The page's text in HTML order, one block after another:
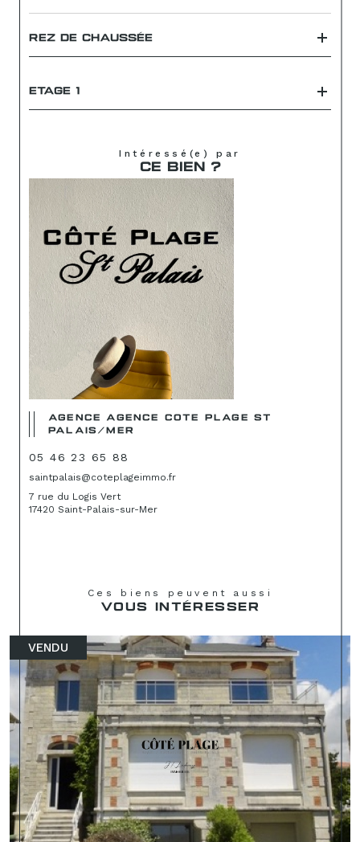
REZ DE CHAUSSÉE
ETAGE 1
Intéressé(e) par
CE BIEN ?
AGENCE AGENCE COTE PLAGE ST
PALAIS/MER
05 46 23 65 88
saintpalais@coteplageimmo.fr
7 rue du Logis Vert
17420 Saint-Palais-sur-Mer
Ces biens peuvent aussi
VOUS INTÉRESSER
VENDU